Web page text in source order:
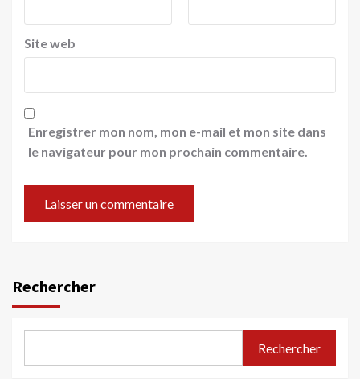
Site web
Enregistrer mon nom, mon e-mail et mon site dans
le navigateur pour mon prochain commentaire.
Rechercher
Rechercher